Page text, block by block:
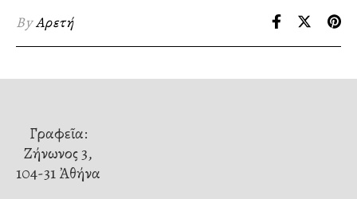
ByΑρετή
Γραφεῖα:
Ζήνωνος 3,
104-31 Ἀθήνα